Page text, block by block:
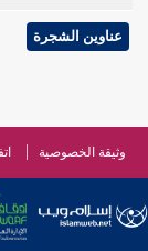
عناوين الشجرة
وثيقة الخصوصية